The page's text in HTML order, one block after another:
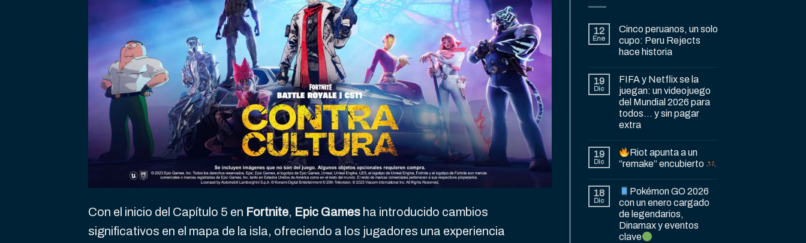
Con el inicio del Capítulo 5 en Fortnite, Epic Games ha introducido cambios
significativos en el mapa de la isla, ofreciendo a los jugadores una experiencia
12
Ene
Cinco peruanos, un solo
cupo: Peru Rejects
hace historia
19
Dic
FIFA y Netflix se la
juegan: un videojuego
del Mundial 2026 para
todos… y sin pagar
extra
19
Dic
Riot apunta a un
“remake” encubierto
18
Dic
Pokémon GO 2026
con un enero cargado
de legendarios,
Dinamax y eventos
clave